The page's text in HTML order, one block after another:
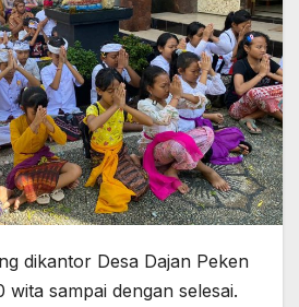
dikantor Desa Dajan Peken
sampai dengan selesai.